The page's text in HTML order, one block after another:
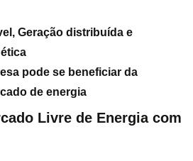
Geração distribuída e
pode se beneficiar da
de energia
Livre de Energia com